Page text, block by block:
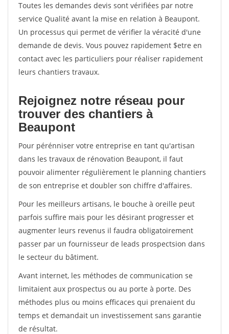
Toutes les demandes devis sont vérifiées par notre
service Qualité avant la mise en relation à Beaupont.
Un processus qui permet de vérifier la véracité d'une
demande de devis. Vous pouvez rapidement $etre en
contact avec les particuliers pour réaliser rapidement
leurs chantiers travaux.
Rejoignez notre réseau pour
trouver des chantiers à
Beaupont
Pour pérénniser votre entreprise en tant qu'artisan
dans les travaux de rénovation Beaupont, il faut
pouvoir alimenter régulièrement le planning chantiers
de son entreprise et doubler son chiffre d'affaires.
Pour les meilleurs artisans, le bouche à oreille peut
parfois suffire mais pour les désirant progresser et
augmenter leurs revenus il faudra obligatoirement
passer par un fournisseur de leads prospectsion dans
le secteur du bâtiment.
Avant internet, les méthodes de communication se
limitaient aux prospectus ou au porte à porte. Des
méthodes plus ou moins efficaces qui prenaient du
temps et demandait un investissement sans garantie
de résultat.